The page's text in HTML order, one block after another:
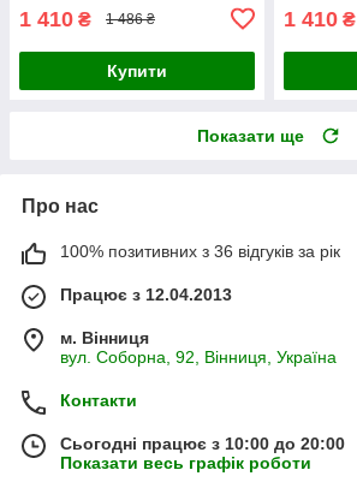
1 410 ₴ 1 486 ₴
Купити
1 410 ₴
Показати ще
Про нас
100% позитивних з 36 відгуків за рік
Працює з 12.04.2013
м. Вінниця
вул. Соборна, 92, Вінниця, Україна
Контакти
Сьогодні працює з 10:00 до 20:00
Показати весь графік роботи